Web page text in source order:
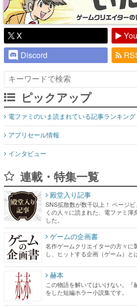
X
Discord
ピックアップ
電ファミのいま読まれている記事ランキング
アプリセール情報
インタビュー
連載・特集一覧
殿堂入り記事
SNS拡散数が数千以上！ ページ
くの人々に読まれた、電ファミ渾
した。
ゲームの企画書
名作ゲームクリエイターの方々に
し、ヒットする企画（ゲーム）と
赫本
この物語を解いてはいけない。
をした短編ホラー小説集です。